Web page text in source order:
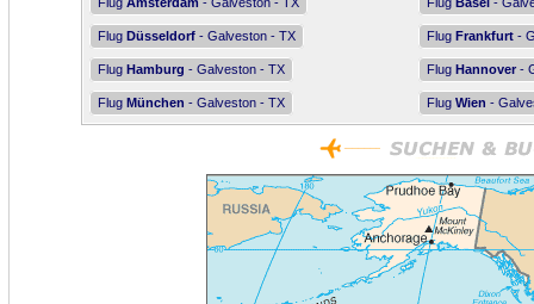
Flug Düsseldorf - Galveston - TX Flug Frankfurt -
Flug Hamburg - Galveston - TX Flug Hannover -
Flug München - Galveston - TX Flug Wien -